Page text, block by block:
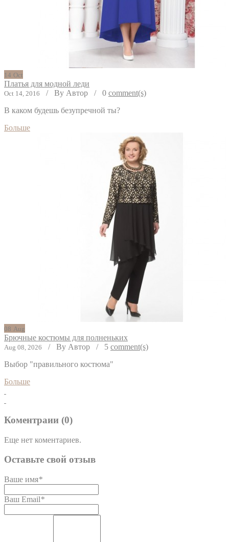
14 Oct
Платья для модной леди
Oct 14, 2016 / By Автор / 0 comment(s)
В каком будешь безупречной ты?
Больше
08 Aug
Брючные костюмы для полненьких
Aug 08, 2026 / By Автор / 5 comment(s)
Выбор "правильного костюма"
Больше
Коментраии (0)
Еще нет коментариев.
Оставьте свой отзыв
Ваше имя*
Ваш Email*